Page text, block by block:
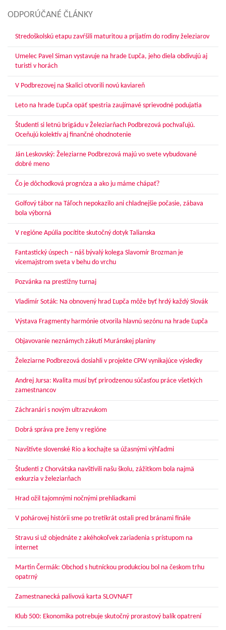
ODPORÚČANÉ ČLÁNKY
Stredoškolskú etapu zavŕšili maturitou a prijatím do rodiny železiarov
Umelec Pavel Siman vystavuje na hrade Ľupča, jeho diela obdivujú aj
turisti v horách
V Podbrezovej na Skalici otvorili novú kaviareň
Leto na hrade Ľupča opäť spestria zaujímavé sprievodné podujatia
Študenti si letnú brigádu v Železiarňach Podbrezová pochvaľujú.
Oceňujú kolektív aj finančné ohodnotenie
Ján Leskovský: Železiarne Podbrezová majú vo svete vybudované
dobré meno
Čo je dôchodková prognóza a ako ju máme chápať?
Golfový tábor na Táľoch nepokazilo ani chladnejšie počasie, zábava
bola výborná
V regióne Apúlia pocítite skutočný dotyk Talianska
Fantastický úspech – náš bývalý kolega Slavomír Brozman je
vicemajstrom sveta v behu do vrchu
Pozvánka na prestížny turnaj
Vladimír Soták: Na obnovený hrad Ľupča môže byť hrdý každý Slovák
Výstava Fragmenty harmónie otvorila hlavnú sezónu na hrade Ľupča
Objavovanie neznámych zákutí Muránskej planiny
Železiarne Podbrezová dosiahli v projekte CPW vynikajúce výsledky
Andrej Jursa: Kvalita musí byť prirodzenou súčasťou práce všetkých
zamestnancov
Záchranári s novým ultrazvukom
Dobrá správa pre ženy v regióne
Navštívte slovenské Rio a kochajte sa úžasnými výhľadmi
Študenti z Chorvátska navštívili našu školu, zážitkom bola najmä
exkurzia v železiarňach
Hrad ožil tajomnými nočnými prehliadkami
V pohárovej histórii sme po tretíkrát ostali pred bránami finále
Stravu si už objednáte z akéhokoľvek zariadenia s prístupom na
internet
Martin Čermák: Obchod s hutníckou produkciou bol na českom trhu
opatrný
Zamestnanecká palivová karta SLOVNAFT
Klub 500: Ekonomika potrebuje skutočný prorastový balík opatrení